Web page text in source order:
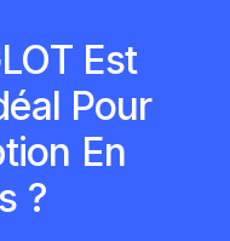
Est
Pour
En
?